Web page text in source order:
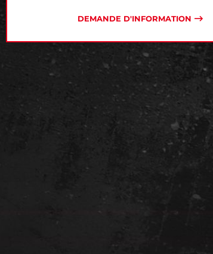
DEMANDE D'INFORMATION